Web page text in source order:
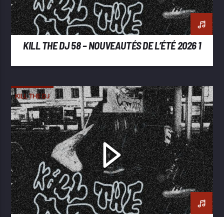
KILL THE DJ 58 – NOUVEAUTÉS DE L’ÉTÉ 2026 1
KILL THE DJ